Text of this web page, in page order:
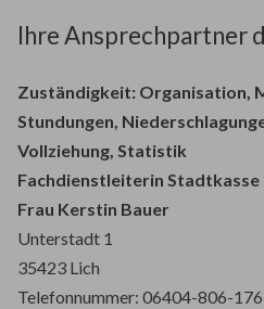
Ihre Ansprechpartner
Zuständigkeit: Organisation,
Stundungen,
Vollziehung, Statistik
Fachdienstleiterin
Frau Kerstin Bauer
Unterstadt 1
35423 Lich
Telefonnummer: 06404-806-176